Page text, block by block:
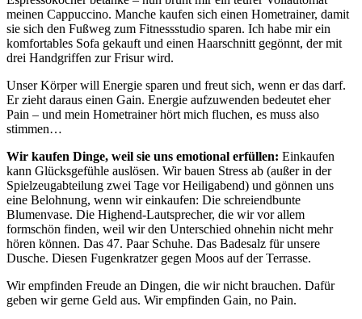
meinen Cappuccino. Manche kaufen sich einen Hometrainer, damit
sie sich den Fußweg zum Fitnessstudio sparen. Ich habe mir ein
komfortables Sofa gekauft und einen Haarschnitt gegönnt, der mit
drei Handgriffen zur Frisur wird.
Unser Körper will Energie sparen und freut sich, wenn er das darf.
Er zieht daraus einen Gain. Energie aufzuwenden bedeutet eher
Pain – und mein Hometrainer hört mich fluchen, es muss also
stimmen…
Wir kaufen Dinge, weil sie uns emotional erfüllen: Einkaufen
kann Glücksgefühle auslösen. Wir bauen Stress ab (außer in der
Spielzeugabteilung zwei Tage vor Heiligabend) und gönnen uns
eine Belohnung, wenn wir einkaufen: Die schreiendbunte
Blumenvase. Die Highend-Lautsprecher, die wir vor allem
formschön finden, weil wir den Unterschied ohnehin nicht mehr
hören können. Das 47. Paar Schuhe. Das Badesalz für unsere
Dusche. Diesen Fugenkratzer gegen Moos auf der Terrasse.
Wir empfinden Freude an Dingen, die wir nicht brauchen. Dafür
geben wir gerne Geld aus. Wir empfinden Gain, no Pain.